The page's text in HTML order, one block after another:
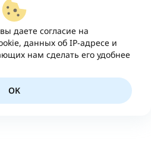
даете согласие на
данных об IP-адресе и
нам сделать его удобнее
OK